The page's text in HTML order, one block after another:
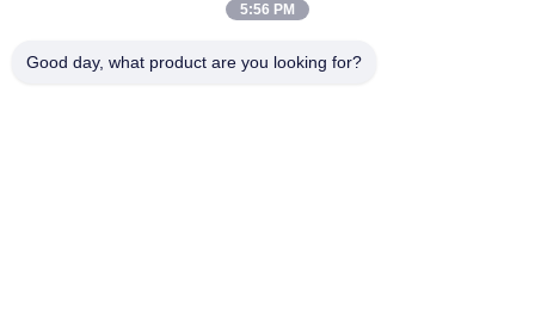
Nowa automatyczna maszyna do robienia chleba Roti Corn
5:56 PM
Good day, what product are you looking for?